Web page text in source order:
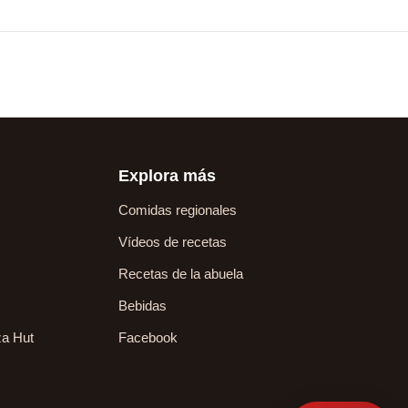
Hut
Explora más
Comidas regionales
Vídeos de recetas
Recetas de la abuela
Bebidas
Facebook